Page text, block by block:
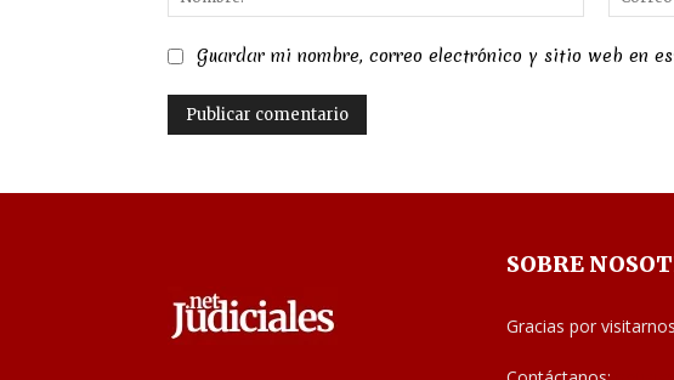
Guardar mi nombre, correo electrónico y sitio web en
SOBRE
Gracias por